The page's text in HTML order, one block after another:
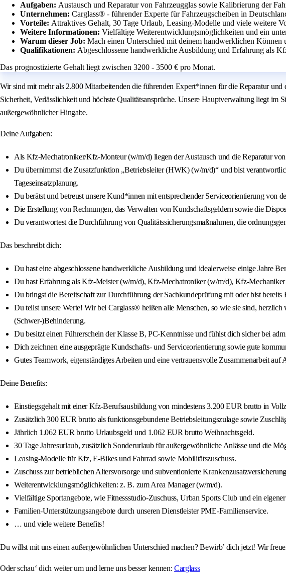
Aufgaben: Austausch und Reparatur von Fahrzeugglas sowie Kalibrierung der
Unternehmen: Carglass® - führender Experte für Fahrzeugscheiben in
Vorteile: Attraktives Gehalt, 30 Tage Urlaub, Leasing-Modelle und viele weitere
Weitere Informationen: Vielfältige Weiterentwicklungsmöglichkeiten und ein
Warum dieser Job: Mach einen Unterschied mit deinem handwerklichen Können
Qualifikationen: Abgeschlossene handwerkliche Ausbildung und Erfahrung als
Das prognostizierte Gehalt liegt zwischen 3200 - 3500 € pro Monat.
Wir sind mit mehr als 2.800 Mitarbeitenden die führenden Expert*innen für die Reparatur
Sicherheit, Verlässlichkeit und höchste Qualitätsansprüche. Unsere Hauptverwaltung liegt
außergewöhnlicher Hingabe.
Deine Aufgaben:
Als Kfz-Mechatroniker/Kfz-Monteur (w/m/d) liegen der Austausch und die Reparatur
Du übernimmst die Zusatzfunktion „Betriebsleiter (HWK) (w/m/d)“ und bist
Tageseinsatzplanung.
Du berätst und betreust unsere Kund*innen mit entsprechender Serviceorientierung von
Die Erstellung von Rechnungen, das Verwalten von Kundschaftsgeldern sowie die
Du verantwortest die Durchführung von Qualitätssicherungsmaßnahmen, die
Das beschreibt dich:
Du hast eine abgeschlossene handwerkliche Ausbildung und idealerweise einige Jahre
Du hast Erfahrung als Kfz-Meister (w/m/d), Kfz-Mechatroniker (w/m/d), Kfz-
Du bringst die Bereitschaft zur Durchführung der Sachkundeprüfung mit oder bist
Du teilst unsere Werte! Wir bei Carglass® heißen alle Menschen, so wie sie sind,
(Schwer-)Behinderung.
Du besitzt einen Führerschein der Klasse B, PC-Kenntnisse und fühlst dich sicher bei
Dich zeichnen eine ausgeprägte Kundschafts- und Serviceorientierung sowie gute
Gutes Teamwork, eigenständiges Arbeiten und eine vertrauensvolle Zusammenarbeit
Deine Benefits:
Einstiegsgehalt mit einer Kfz-Berufsausbildung von mindestens 3.200 EUR brutto in
Zusätzlich 300 EUR brutto als funktionsgebundene Betriebsleitungszulage sowie
Jährlich 1.062 EUR brutto Urlaubsgeld und 1.062 EUR brutto Weihnachtsgeld.
30 Tage Jahresurlaub, zusätzlich Sonderurlaub für außergewöhnliche Anlässe und die
Leasing-Modelle für Kfz, E-Bikes und Fahrrad sowie Mobilitätszuschuss.
Zuschuss zur betrieblichen Altersvorsorge und subventionierte
Weiterentwicklungsmöglichkeiten: z. B. zum Area Manager (w/m/d).
Vielfältige Sportangebote, wie Fitnessstudio-Zuschuss, Urban Sports Club und ein
Familien-Unterstützungsangebote durch unseren Dienstleister PME-Familienservice.
… und viele weitere Benefits!
Du willst mit uns einen außergewöhnlichen Unterschied machen? Bewirb’ dich jetzt! Wir
Oder schau‘ dich weiter um und lerne uns besser kennen:Carglass